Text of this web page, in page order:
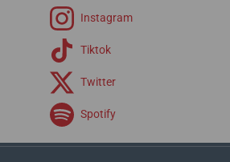
Instagram
Tiktok
Twitter
Spotify